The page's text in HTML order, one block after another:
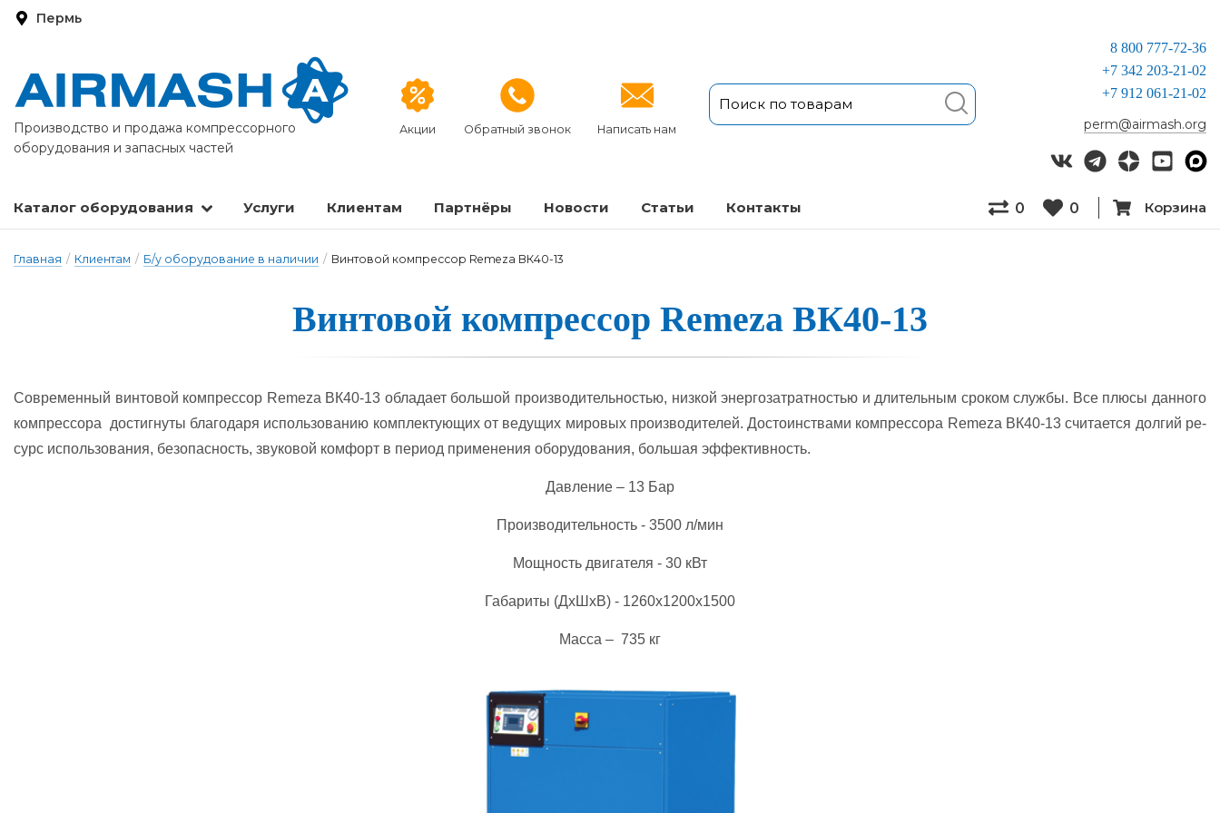
Пермь
Производство и продажа компрессорного
оборудования и запасных частей
Акции Обратный звонок Написать нам
8 800 777-72-36
+7 342 203-21-02
+7 912 061-21-02
perm@airmash.org
Каталог оборудования Услуги Клиентам Партнёры Новости Статьи Кон­так­ты 0 0 Корзина
Главная / Клиентам / Б/у оборудование в наличии / Винтовой компрессор Remeza ВК40-13
Винтовой ком­прес­сор Remeza ВК40-13
Сов­ре­мен­ный вин­то­вой ком­прес­сор Remeza ВК40-13 об­ла­да­ет боль­шой про­из­во­ди­тель­ностью, низ­кой энер­го­зат­рат­ностью и дли­тель­ным сро­ком служ­бы. Все плю­сы дан­но­го
ком­прес­со­ра дос­тиг­ну­ты бла­го­да­ря ис­поль­зо­ва­нию ком­плек­ту­ющих от ве­ду­щих ми­ро­вых про­из­во­ди­те­лей. Дос­то­инс­тва­ми ком­прес­со­ра Remeza ВК40-13 счи­та­ет­ся дол­гий ре­
сурс ис­поль­зо­ва­ния, бе­зо­пас­ность, зву­ко­вой ком­форт в пе­ри­од при­ме­не­ния обо­ру­до­ва­ния, боль­шая эф­фек­тив­ность.
Давление – 13 Бар
Производительность - 3500 л/мин
Мощность двигателя - 30 кВт
Габариты (ДхШхВ) - 1260х1200х1500
Масса – 735 кг